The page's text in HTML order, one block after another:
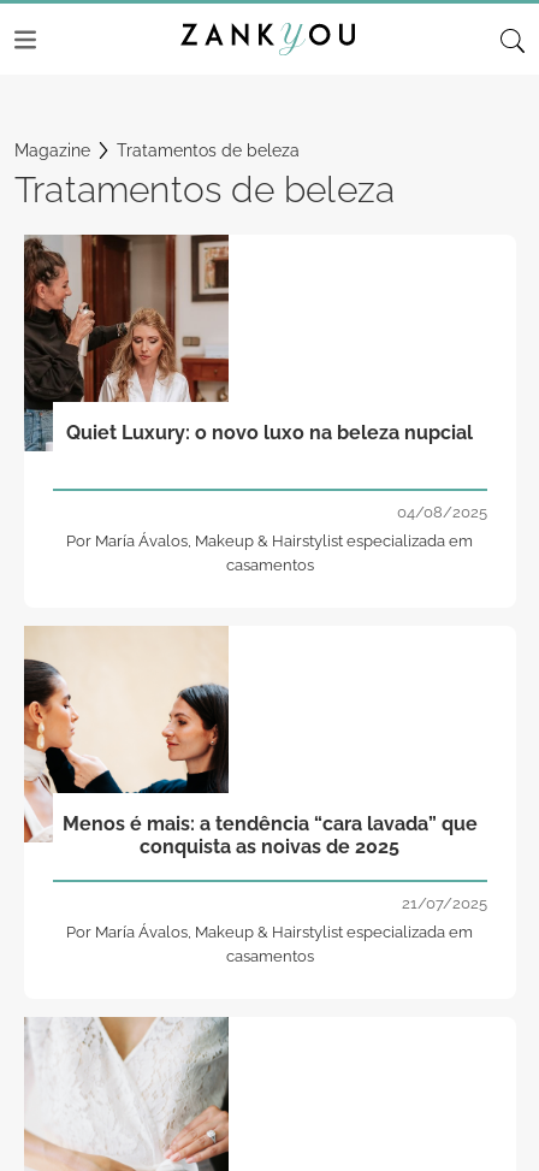
Magazine Tratamentos de beleza
Tratamentos de beleza
Quiet Luxury: o novo luxo na beleza nupcial
04/08/2025
Por María Ávalos, Makeup & Hairstylist especializada em
casamentos
Menos é mais: a tendência “cara lavada” que
conquista as noivas de 2025
21/07/2025
Por María Ávalos, Makeup & Hairstylist especializada em
casamentos